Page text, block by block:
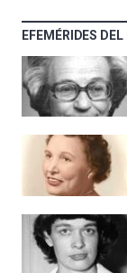
EFEMÉRIDES DEL